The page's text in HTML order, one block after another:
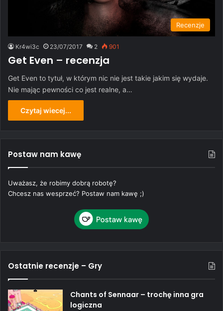
Recenzje
Kr4wi3c 23/07/2017 2 901
Get Even – recenzja
Get Even to tytuł, w którym nic nie jest takie jakim się wydaje.
Nie mając pewności co jest realne, a…
Czytaj wiecej...
Postaw nam kawę
Uważasz, że robimy dobrą robotę?
Chcesz nas wesprzeć? Postaw nam kawę ;)
Ostatnie recenzje – Gry
Chants of Sennaar – trochę inna gra
logiczna